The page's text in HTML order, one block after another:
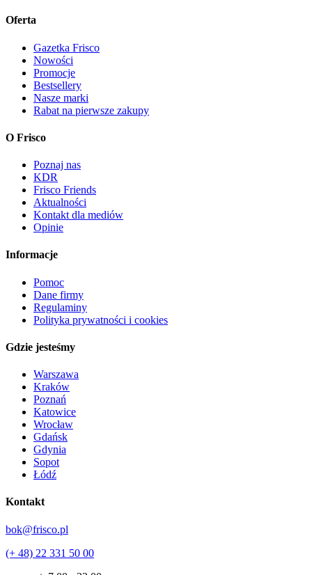
Oferta
Gazetka Frisco
Nowości
Promocje
Bestsellery
Nasze marki
Rabat na pierwsze zakupy
O Frisco
Poznaj nas
KDR
Frisco Friends
Aktualności
Kontakt dla mediów
Opinie
Informacje
Pomoc
Dane firmy
Regulaminy
Polityka prywatności i cookies
Gdzie jesteśmy
Warszawa
Kraków
Poznań
Katowice
Wrocław
Gdańsk
Gdynia
Sopot
Łódź
Kontakt
bok@frisco.pl
(+ 48) 22 331 50 00